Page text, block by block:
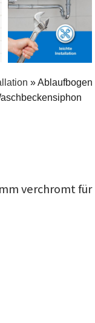
»Ablaufbogen
verchromt für